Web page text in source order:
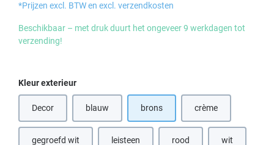
*Prijzen excl. BTW en excl. verzendkosten
Beschikbaar – met druk duurt het ongeveer 9 werkdagen tot
verzending!
Selecteer
Kleur exterieur
Decor(Deze optie is momenteel niet beschikbaar.)
blauw brons crème(Deze optie is
gegroefd wit leisteen rood wit